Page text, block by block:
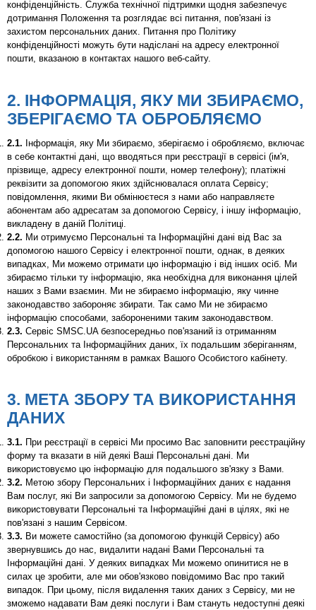
конфіденційність. Служба технічної підтримки щодня забезпечує
дотримання Положення та розглядає всі питання, пов'язані із
захистом персональних даних. Питання про Політику
конфіденційності можуть бути надіслані на адресу електронної
пошти, вказаною в контактах нашого веб-сайту.
2. ІНФОРМАЦІЯ, ЯКУ МИ ЗБИРАЄМО,
ЗБЕРІГАЄМО ТА ОБРОБЛЯЄМО
2.1. Інформація, яку Ми збираємо, зберігаємо і обробляємо, включає
в себе контактні дані, що вводяться при реєстрації в сервісі (ім'я,
прізвище, адресу електронної пошти, номер телефону); платіжні
реквізити за допомогою яких здійснювалася оплата Сервісу;
повідомлення, якими Ви обмінюєтеся з нами або направляєте
абонентам або адресатам за допомогою Сервісу, і іншу інформацію,
викладену в даній Політиці.
2.2. Ми отримуємо Персональні та Інформаційні дані від Вас за
допомогою нашого Сервісу і електронної пошти, однак, в деяких
випадках, Ми можемо отримати цю інформацію і від інших осіб. Ми
збираємо тільки ту інформацію, яка необхідна для виконання цілей
наших з Вами взаємин. Ми не збираємо інформацію, яку чинне
законодавство забороняє збирати. Так само Ми не збираємо
інформацію способами, забороненими таким законодавством.
2.3. Сервіс SMSC.UA безпосередньо пов'язаний із отриманням
Персональних та Інформаційних даних, їх подальшим зберіганням,
обробкою і використанням в рамках Вашого Особистого кабінету.
3. МЕТА ЗБОРУ ТА ВИКОРИСТАННЯ
ДАНИХ
3.1. При реєстрації в сервісі Ми просимо Вас заповнити реєстраційну
форму та вказати в ній деякі Ваші Персональні дані. Ми
використовуємо цю інформацію для подальшого зв'язку з Вами.
3.2. Метою збору Персональних і Інформаційних даних є надання
Вам послуг, які Ви запросили за допомогою Сервісу. Ми не будемо
використовувати Персональні та Інформаційні дані в цілях, які не
пов'язані з нашим Сервісом.
3.3. Ви можете самостійно (за допомогою функцій Сервісу) або
звернувшись до нас, видалити надані Вами Персональні та
Інформаційні дані. У деяких випадках Ми можемо опинитися не в
силах це зробити, але ми обов'язково повідомимо Вас про такий
випадок. При цьому, після видалення таких даних з Сервісу, ми не
зможемо надавати Вам деякі послуги і Вам стануть недоступні деякі